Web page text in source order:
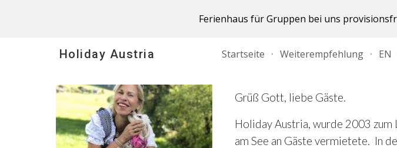
Skip to main content
Ferienhaus für Gruppen bei uns
Holiday Austria Startseite Weiterempfehlung EN
Grüß Gott, liebe Gäste.
Holiday Austria, wurde 2003 zum
am See an Gäste vermietete. In